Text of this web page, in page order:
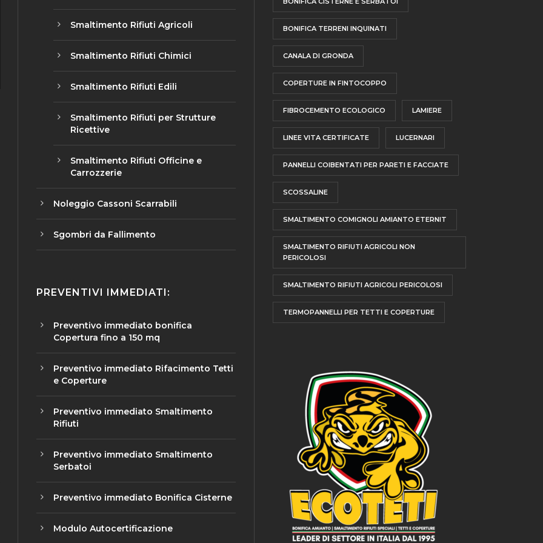
Smaltimento Rifiuti Agricoli
Smaltimento Rifiuti Chimici
Smaltimento Rifiuti Edili
Smaltimento Rifiuti per Strutture
Ricettive
Smaltimento Rifiuti Officine e
Carrozzerie
Noleggio Cassoni Scarrabili
Sgombri da Fallimento
PREVENTIVI IMMEDIATI:
Preventivo immediato bonifica
Copertura fino a 150 mq
Preventivo immediato Rifacimento Tetti
e Coperture
Preventivo immediato Smaltimento
Rifiuti
Preventivo immediato Smaltimento
Serbatoi
Preventivo immediato Bonifica Cisterne
Modulo Autocertificazione
BONIFICA TERRENI INQUINATI
CANALA DI GRONDA
COPERTURE IN FINTOCOPPO
FIBROCEMENTO ECOLOGICO LAMIERE
LINEE VITA CERTIFICATE LUCERNARI
PANNELLI COIBENTATI PER PARETI E FACCIATE
SCOSSALINE
SMALTIMENTO COMIGNOLI AMIANTO ETERNIT
SMALTIMENTO RIFIUTI AGRICOLI NON
PERICOLOSI
SMALTIMENTO RIFIUTI AGRICOLI PERICOLOSI
TERMOPANNELLI PER TETTI E COPERTURE